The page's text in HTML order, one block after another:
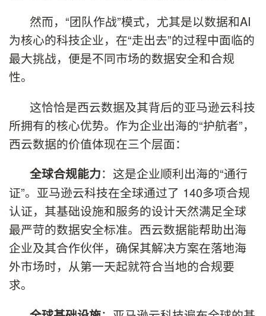
然而，“团队作战”模式，尤其是以数据和AI
为核心的科技企业，在“走出去”的过程中面临的
最大挑战，便是不同市场的数据安全和合规
性。
这恰恰是西云数据及其背后的亚马逊云科技
所拥有的核心优势。作为企业出海的“护航者”，
西云数据的价值体现在三个层面：
全球合规能力：这是企业顺利出海的“通行
证”。亚马逊云科技在全球通过了 140多项合规
认证，其基础设施和服务的设计天然满足全球
最严苛的数据安全标准。西云数据能帮助出海
企业及其合作伙伴，确保其解决方案在落地海
外市场时，从第一天起就符合当地的合规要
求。